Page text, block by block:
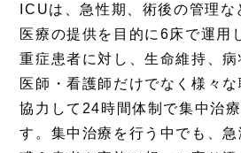
ICUは、急性期、術後の管理
医療の提供を目的に6床で運用
重症患者に対し、生命維持、病
医師・看護師だけでなく様々
協力して24時間体制で集中治
す。集中治療を行う中でも、